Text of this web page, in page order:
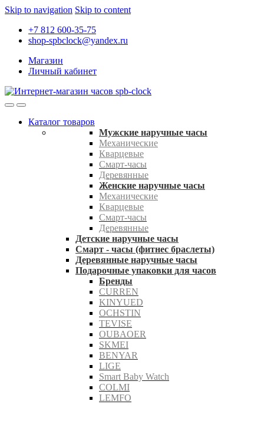
Skip to navigation Skip to content
+7 812 600-35-75
shop-spbclock@yandex.ru
Магазин
Личный кабинет
Каталог товаров
Мужские наручные часы
Механические
Кварцевые
Смарт-часы
Деревянные
Женские наручные часы
Механические
Кварцевые
Смарт-часы
Деревянные
Детские наручные часы
Смарт - часы (фитнес браслеты)
Деревянные наручные часы
Подарочные упаковки для часов
Бренды
CURREN
KINYUED
OCHSTIN
TEVISE
OUBAOER
SKMEI
BENYAR
LIGE
Smart Baby Watch
COLMI
LEMFO